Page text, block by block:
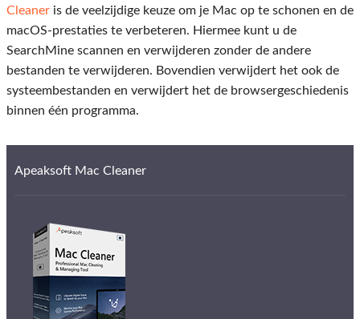
Cleaner is de veelzijdige keuze om je Mac op te schonen en de
macOS-prestaties te verbeteren. Hiermee kunt u de
SearchMine scannen en verwijderen zonder de andere
bestanden te verwijderen. Bovendien verwijdert het ook de
systeembestanden en verwijdert het de browsergeschiedenis
binnen één programma.
Apeaksoft Mac Cleaner